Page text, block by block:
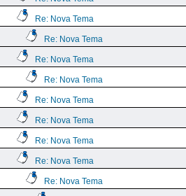
Re: Nova Tema
Re: Nova Tema
Re: Nova Tema
Re: Nova Tema
Re: Nova Tema
Re: Nova Tema
Re: Nova Tema
Re: Nova Tema
Re: Nova Tema